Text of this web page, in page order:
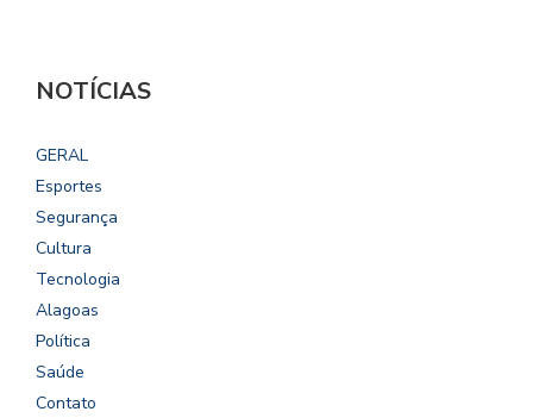
NOTÍCIAS
GERAL
Esportes
Segurança
Cultura
Tecnologia
Alagoas
Política
Saúde
Contato